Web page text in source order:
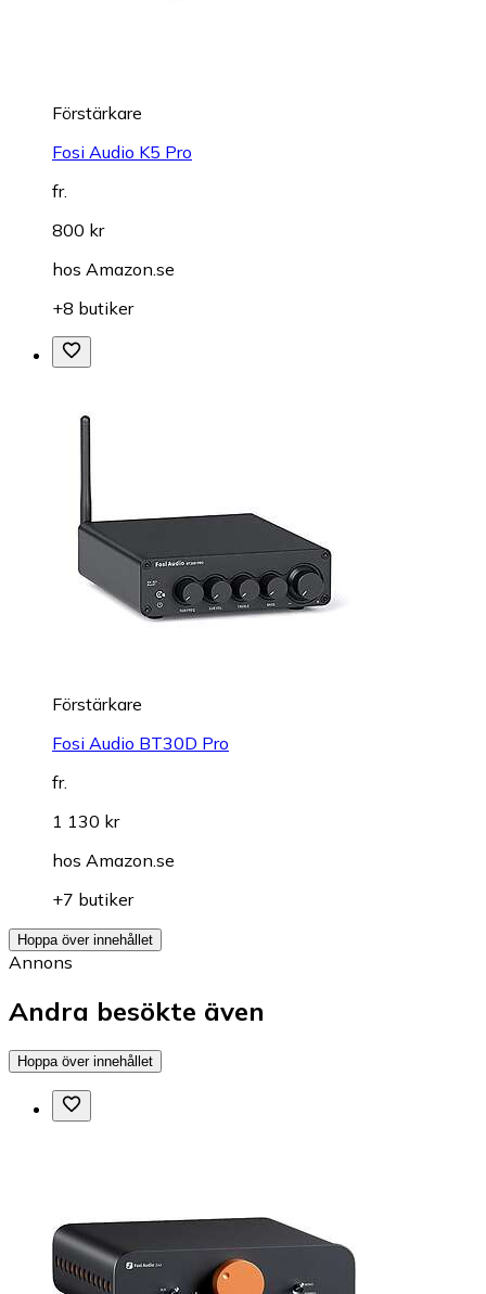
Förstärkare
Fosi Audio K5 Pro
fr.
800 kr
hos Amazon.se
+8 butiker
Förstärkare
Fosi Audio BT30D Pro
fr.
1 130 kr
hos Amazon.se
+7 butiker
Hoppa över innehållet
Annons
Andra besökte även
Hoppa över innehållet